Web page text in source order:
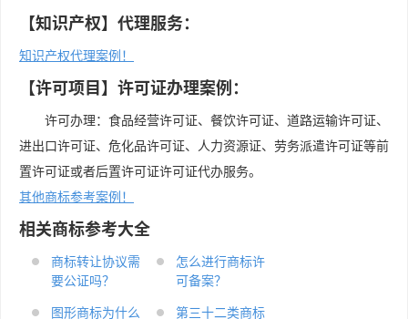
【知识产权】代理服务：
知识产权代理案例！
【许可项目】许可证办理案例：
许可办理：食品经营许可证、餐饮许可证、道路运输许可证、
进出口许可证、危化品许可证、人力资源证、劳务派遣许可证等前
置许可证或者后置许可证许可证代办服务。
其他商标参考案例！
相关商标参考大全
商标转让协议需
要公证吗？
怎么进行商标许
可备案？
图形商标为什么
第三十二类商标